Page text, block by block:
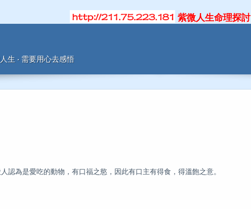
紫微人生命理探討
生 ‧ 需要用心去感悟
認為是愛吃的動物，有口福之慾，因此有口主有得食，得溫飽之意。